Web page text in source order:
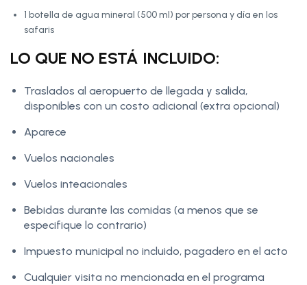
1 botella de agua mineral (500 ml) por persona y día en los
safaris
LO QUE NO ESTÁ INCLUIDO:
Traslados al aeropuerto de llegada y salida,
disponibles con un costo adicional (extra opcional)
Aparece
Vuelos nacionales
Vuelos inteacionales
Bebidas durante las comidas (a menos que se
especifique lo contrario)
Impuesto municipal no incluido, pagadero en el acto
Cualquier visita no mencionada en el programa